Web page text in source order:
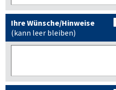
Ihre Wünsche/Hinweise
(kann leer bleiben)